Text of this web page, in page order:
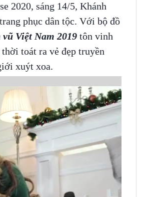
2020, sáng 14/5, Khánh
phục dân tộc. Với bộ đồ
Việt Nam 2019tôn vinh
toát ra vẻ đẹp truyền
xuýt xoa.